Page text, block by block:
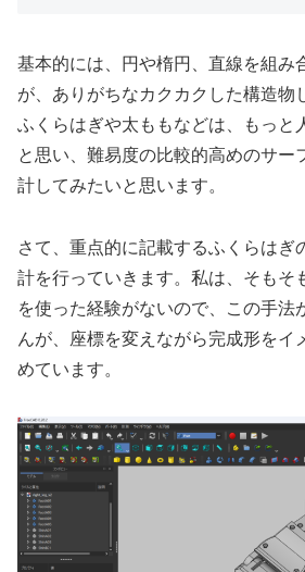
基本的には、円や楕円、直線を組み
が、ありがちなカクカクした構造物
ふくらはぎや太ももなどは、もっと
と思い、難易度の比較的高めのサー
計してみたいと思います。
さて、重点的に記載するふくらはぎ
計を行っていきます。私は、そもそ
を使った経験がないので、この手法
んが、座標を変えながら完成形をイ
めています。